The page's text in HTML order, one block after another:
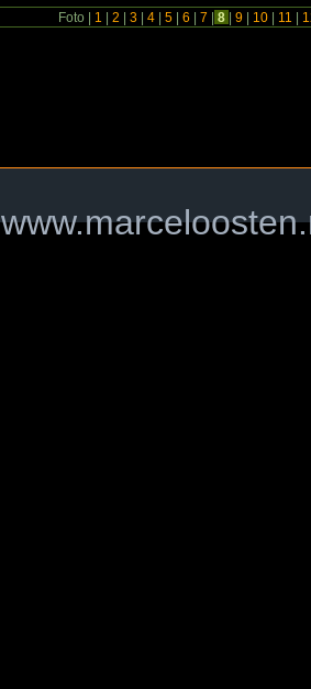
Foto | 1 | 2 | 3 | 4 | 5 | 6 | 7 | 8 | 9 | 10 | 11 |